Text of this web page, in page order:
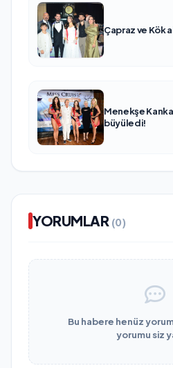
Çapraz ve Kök
Menekşe
büyüledi!
YORUMLAR (0)
Bu habere henüz
yorumu siz